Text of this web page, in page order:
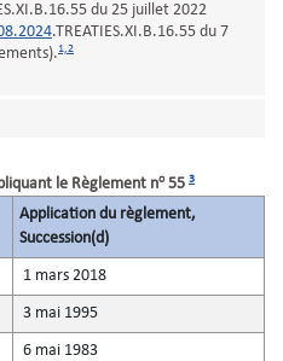
du 25 juillet 2022
.TREATIES.XI.B.16.55 du 7
1,2
le Règlement no55 3
Application du règlement,
Succession(d)
1 mars 2018
3 mai 1995
6 mai 1983